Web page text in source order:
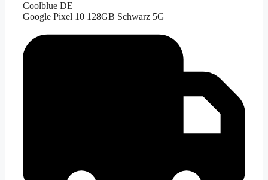
Coolblue DE
Google Pixel 10 128GB Schwarz 5G